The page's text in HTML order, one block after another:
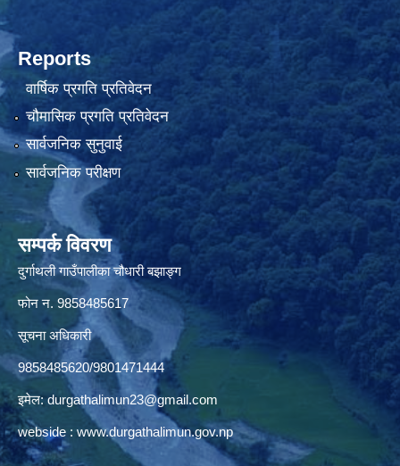
Reports
वार्षिक प्रगति प्रतिवेदन
चौमासिक प्रगति प्रतिवेदन
सार्वजनिक सुनुवाई
सार्वजनिक परीक्षण
सम्पर्क विवरण
दुर्गाथली गाउँपालीका चौधारी बझाङ्ग
फोन न.‌ 9858485617
सूचना अधिकारी
9858485620/9801471444
इमेल: durgathalimun23@gmail.com
webside : www.durgathalimun.gov.np